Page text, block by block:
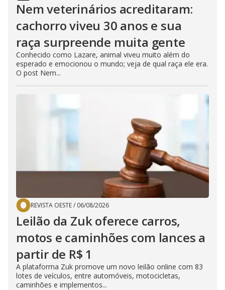
Nem veterinários acreditaram:
cachorro viveu 30 anos e sua
raça surpreende muita gente
Conhecido como Lazare, animal viveu muito além do
esperado e emocionou o mundo; veja de qual raça ele era.
O post Nem...
REVISTA OESTE/ 06/08/2026
Leilão da Zuk oferece carros,
motos e caminhões com lances a
partir de R$ 1
A plataforma Zuk promove um novo leilão online com 83
lotes de veículos, entre automóveis, motocicletas,
caminhões e implementos...